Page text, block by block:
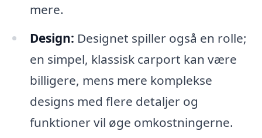
mere.
Design: Designet spiller også en rolle;
en simpel, klassisk carport kan være
billigere, mens mere komplekse
designs med flere detaljer og
funktioner vil øge omkostningerne.